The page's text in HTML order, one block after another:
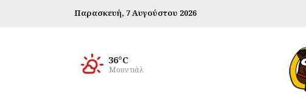
Μουντιάλ
36°C
Παρασκευή, 7 Αυγούστου 2026